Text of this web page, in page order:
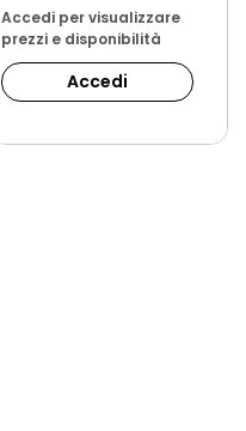
Accedi per visualizzare
prezzi e disponibilità
Accedi